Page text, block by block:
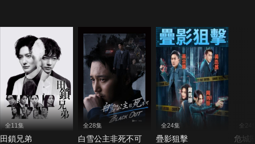
全11集
田鎖兄弟
全28集
白雪公主非死不可
全24集
疊影狙擊
全24
危城